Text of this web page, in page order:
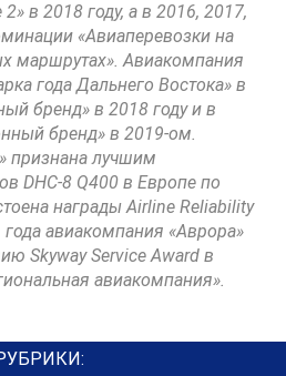
в 2018 году, а в 2016, 2017,
«Авиаперевозки на
маршрутах». Авиакомпания
года Дальнего Востока» в
бренд» в 2018 году и в
бренд» в 2019-ом.
признана лучшим
DHC-8 Q400 в Европе по
награды Airline Reliability
авиакомпания «Аврора»
Skyway Service Award в
авиакомпания».